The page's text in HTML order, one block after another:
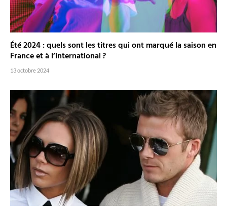
Été 2024 : quels sont les titres qui ont marqué la saison en
France et à l’international ?
13 octobre 2024